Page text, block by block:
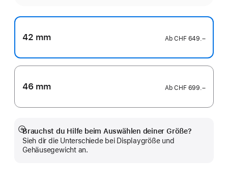
42 mm AbCHF 649.–
46 mm AbCHF 699.–
Brauchst du Hilfe beim Auswählen deiner Größe?
Sieh dir die Unterschiede bei Displaygröße und
Gehäusegewicht an.
Mehr
anzeigen